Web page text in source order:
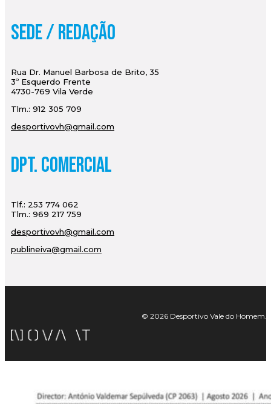
Sede / Redação
Rua Dr. Manuel Barbosa de Brito, 35
3º Esquerdo Frente
4730-769 Vila Verde
Tlm.: 912 305 709
desportivovh@gmail.com
Dpt. Comercial
Tlf.: 253 774 062
Tlm.: 969 217 759
desportivovh@gmail.com
publineiva@gmail.com
© 2026 Desportivo Vale do Homem.